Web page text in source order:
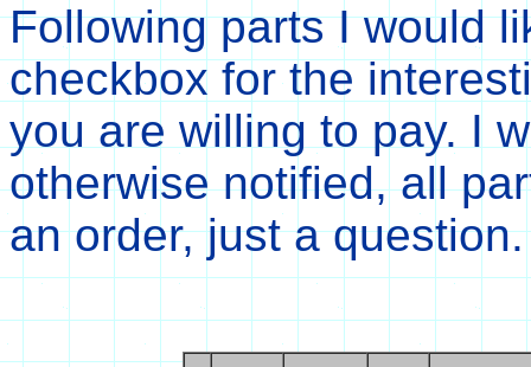
Following parts I would
checkbox for the
you are willing to pay. I
otherwise notified, all
an order, just a question.